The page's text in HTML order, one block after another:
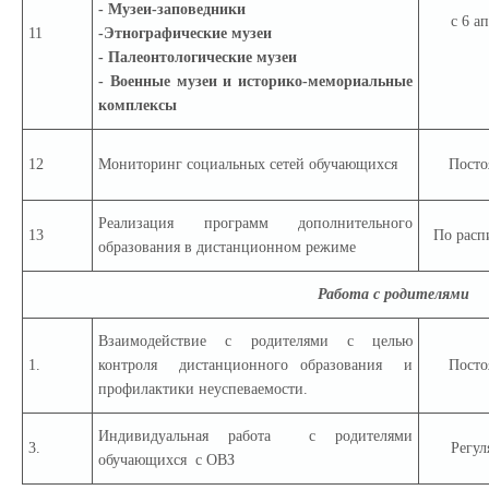
11
- Музеи-заповедники
-Этнографические музеи
- Палеонтологические музеи
- Военные музеи и историко-мемориальные
комплексы
с 6
12 Мониторинг социальных сетей обучающихся
13
Реализация программ дополнительного
образования в дистанционном режиме
По
Работа с родителями
1.
Взаимодействие с родителями с целью
контроля дистанционного образования и
профилактики неуспеваемости.
3.
Индивидуальная работа с родителями
обучающихся с ОВЗ